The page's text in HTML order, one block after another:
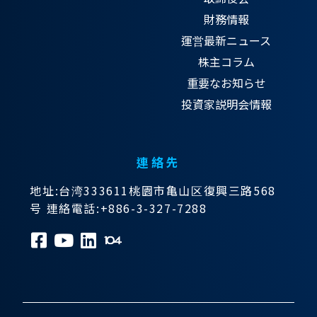
財務情報
運営最新ニュース
株主コラム
重要なお知らせ
投資家説明会情報
連絡先
地址:台湾333611桃園市亀山区復興三路568
号 連絡電話:+886-3-327-7288